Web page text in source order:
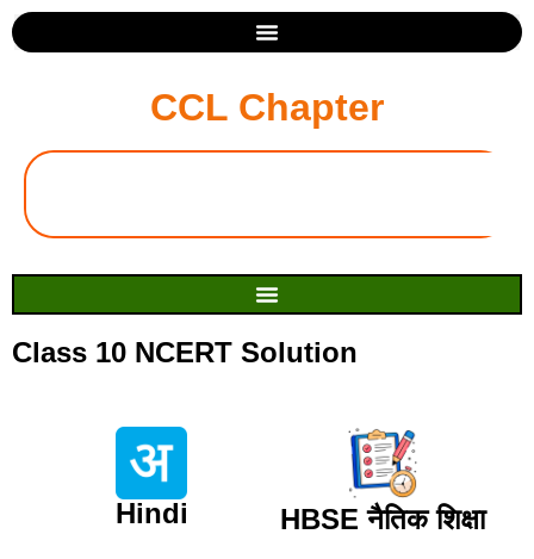
CCL Chapter
Class 10 NCERT Solution
Hindi HBSE नैतिक शिक्षा